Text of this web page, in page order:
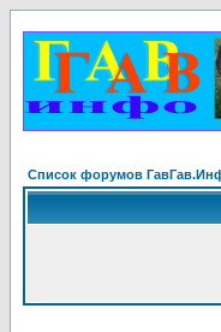
Список форумов